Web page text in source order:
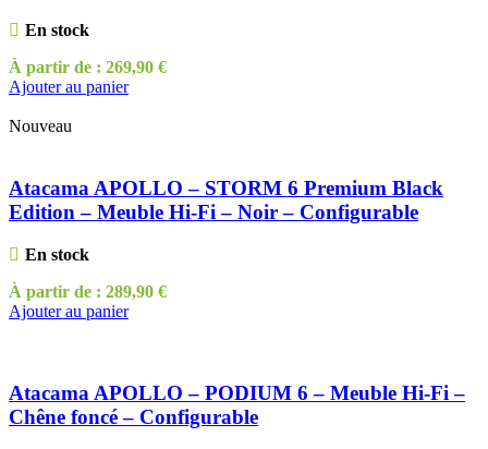
En stock
À partir de : 269,90 €
Ajouter au panier
Nouveau
Atacama APOLLO – STORM 6 Premium Black
Edition – Meuble Hi-Fi – Noir – Configurable
En stock
À partir de : 289,90 €
Ajouter au panier
Atacama APOLLO – PODIUM 6 – Meuble Hi-Fi –
Chêne foncé – Configurable